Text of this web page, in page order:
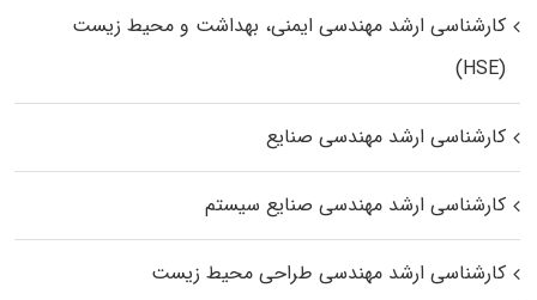
کارشناسی ارشد مهندسی ایمنی، بهداشت و محیط زیست
(HSE)
کارشناسی ارشد مهندسی صنایع
کارشناسی ارشد مهندسی صنایع سیستم
کارشناسی ارشد مهندسی طراحی محیط زیست